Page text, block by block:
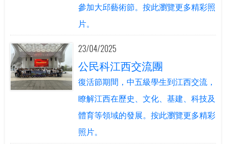
參加大邱藝術節。按此瀏覽更多精彩照
片。
23/04/2025
公民科江西交流團
復活節期間，中五級學生到江西交流，
瞭解江西在歷史、文化、基建、科技及
體育等領域的發展。按此瀏覽更多精彩
照片。